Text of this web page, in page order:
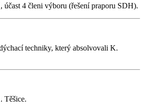
účast 4 členi výboru (řešení praporu SDH).
techniky, který absolvovali K.
Těšice.